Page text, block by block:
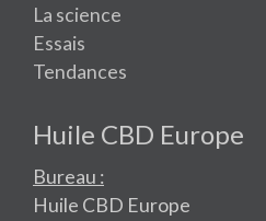
La science
Essais
Tendances
Huile CBD Europe
Bureau :
Huile CBD Europe